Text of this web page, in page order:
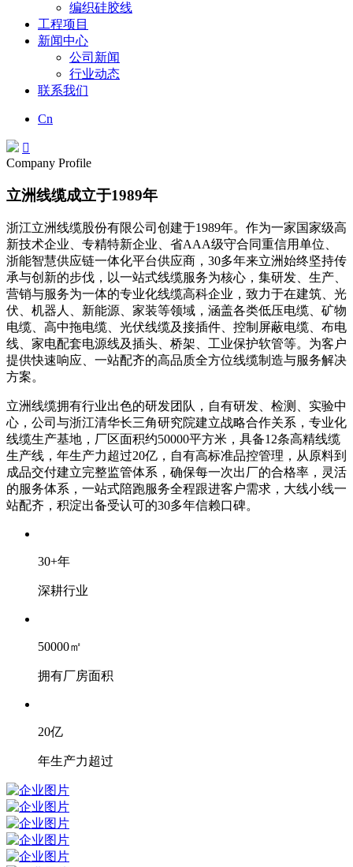
编织硅胶线
工程项目
新闻中心
公司新闻
行业动态
联系我们
Cn

Company Profile
立洲线缆成立于1989年
浙江立洲线缆股份有限公司创建于1989年。作为一家国家级高
新技术企业、专精特新企业、省AAA级守合同重信用单位、
浙能智慧供应链一体化平台供应商，30多年来立洲始终坚持传
承与创新的步伐，以一站式线缆服务为核心，集研发、生产、
营销与服务为一体的专业化线缆高科企业，致力于在建筑、光
伏、机器人、新能源、家装等领域，涵盖各类低压电缆、矿物
电缆、高中拖电缆、光伏线缆及接插件、控制屏蔽电缆、布电
线、家电配套电源线及插头、桥架、工业保护软管等。为客户
提供快速响应、一站配齐的高品质全方位线缆制造与服务解决
方案。
立洲线缆拥有行业出色的研发团队，自有研发、检测、实验中
心，公司与浙江清华长三角研究院建立战略合作关系，专业化
线缆生产基地，厂区面积约50000平方米，具备12条高精线缆
生产线，年生产力超过20亿，自有高标准品控管理，从原料到
成品交付建立完整监管体系，确保每一次出厂的合格率，灵活
的服务体系，一站式陪跑服务全程跟进客户需求，大线小线一
站配齐，积淀出备受认可的30多年信赖口碑。
30+年
深耕行业
50000㎡
拥有厂房面积
20亿
年生产力超过